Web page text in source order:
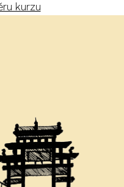
kurzu